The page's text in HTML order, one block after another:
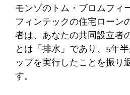
モンゾのトム・ブロムフィ
フィンテックの住宅ローン
者は、あなたの共同設立者
とは「排水」であり、5年
ップを実行したことを振り
す。